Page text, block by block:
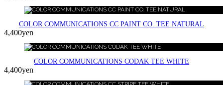
COLOR COMMUNICATIONS CC PAINT CO. TEE NATURAL
4,400yen
COLOR COMMUNICATIONS CODAK TEE WHITE
4,400yen